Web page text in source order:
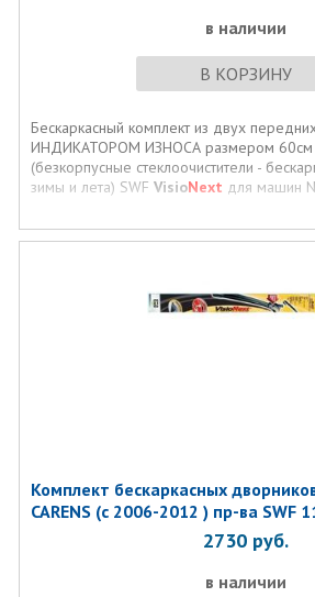
в наличии
В КОРЗИНУ
Бескаркасный комплект из двух
ИНДИКАТОРОМ ИЗНОСА размером 60см
(безкорпусные стеклоочистители -
зимы и лета) SWF VisioNext для машин
Комплект бескаркасных
CARENS (с 2006-2012 ) пр-ва SWF
2730 руб.
в наличии